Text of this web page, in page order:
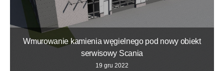
Wmurowanie kamienia węgielnego pod nowy obiekt
serwisowy Scania
19 gru 2022